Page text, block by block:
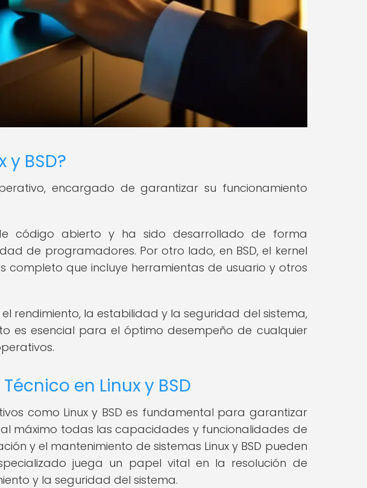
y BSD?
encargado de garantizar su funcionamiento
código abierto y ha sido desarrollado de forma
de programadores. Por otro lado, en BSD, el kernel
completo que incluye herramientas de usuario y otros
el rendimiento, la estabilidad y la seguridad del sistema,
es esencial para el óptimo desempeño de cualquier
en Linux y BSD
como Linux y BSD es fundamental para garantizar
máximo todas las capacidades y funcionalidades de
y el mantenimiento de sistemas Linux y BSD pueden
juega un papel vital en la resolución de
y la seguridad del sistema.